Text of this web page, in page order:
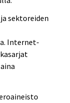
sektoreiden
Internet-